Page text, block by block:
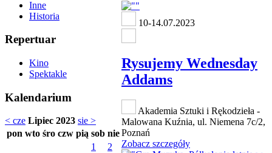
Inne
Historia
Repertuar
Kino
Spektakle
Kalendarium
< cze Lipiec 2023 sie >
pon wto śro czw pią sob nie
1
2
10-14.07.2023
Rysujemy Wednesday
Addams
Akademia Sztuki i Rękodzieła -
Malowana Kuźnia, ul. Niemena 7c/2,
Poznań
Zobacz szczegóły